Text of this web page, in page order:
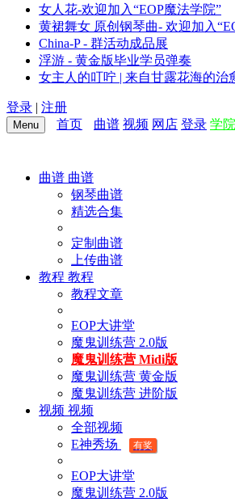
女人花-欢迎加入“EOP魔法学院”
黄裙舞女 原创钢琴曲- 欢迎加入
China-P - 群活动成品展
浮游 - 黄金版毕业学员弹奏
女主人的叮咛 | 来自甘露花海的治
登录 | 注册
Menu 首页 曲谱 视频 网店 登录 学院
曲谱 曲谱
钢琴曲谱
精选合集
定制曲谱
上传曲谱
教程 教程
教程文章
EOP大讲堂
魔鬼训练营 2.0版
魔鬼训练营 Midi版
魔鬼训练营 黄金版
魔鬼训练营 进阶版
视频 视频
全部视频
E神秀场
有奖
EOP大讲堂
魔鬼训练营 2.0版